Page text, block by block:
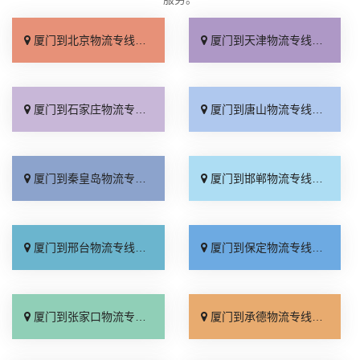
厦门到北京物流专线_直达不中转「送货到门」 厦门到天津物流专线_运保时效「高效快运」
厦门到石家庄物流专线_准时准点「多少公里」 厦门到唐山物流专线_全境派送「收费介绍」
厦门到秦皇岛物流专线_高效运输「运保时效」 厦门到邯郸物流专线_物流拼车「全境配送」
厦门到邢台物流专线_专业靠谱「上门提货」 厦门到保定物流专线_全程直达「高效运输」
厦门到张家口物流专线_全境派送「多久能到」 厦门到承德物流专线_专业调车「合理收费」